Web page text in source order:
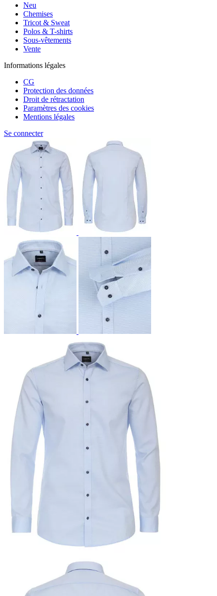
Neu
Chemises
Tricot & Sweat
Polos & T-shirts
Sous-vêtements
Vente
Informations légales
CG
Protection des données
Droit de rétractation
Paramètres des cookies
Mentions légales
Se connecter